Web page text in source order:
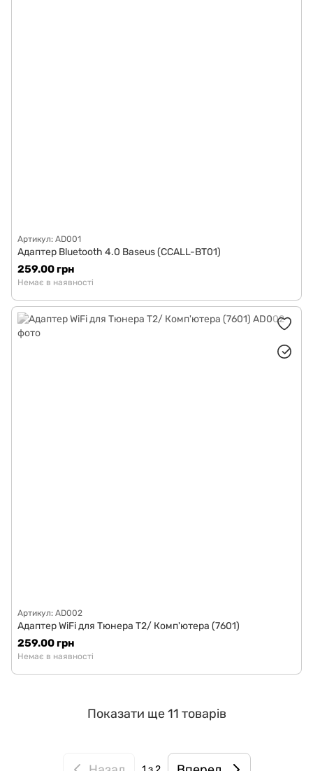
Артикул: AD001
Адаптер Bluetooth 4.0 Baseus (CCALL-BT01)
259.00 грн
Немає в наявності
Артикул: AD002
Адаптер WiFi для Тюнера T2/ Комп'ютера (7601)
259.00 грн
Немає в наявності
Показати ще 11 товарів